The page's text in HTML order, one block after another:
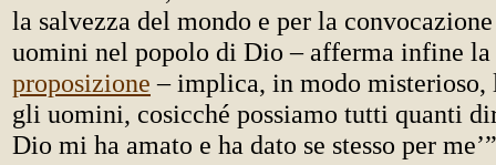
la salvezza del mondo e per la
uomini nel popolo di Dio – afferma infine la
proposizione – implica, in modo misterioso,
gli uomini, cosicché possiamo tutti quanti
Dio mi ha amato e ha dato se stesso per